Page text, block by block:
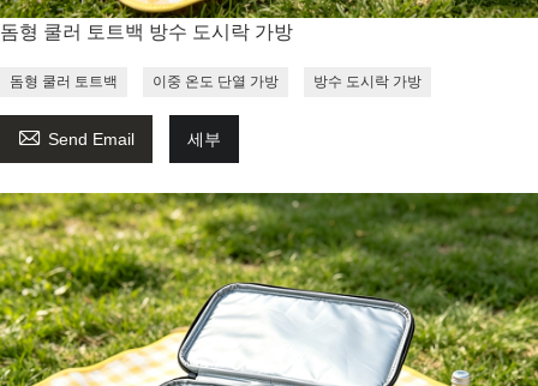
돔형 쿨러 토트백 방수 도시락 가방
돔형 쿨러 토트백 이중 온도 단열 가방 방수 도시락 가방
 Send Email 세부